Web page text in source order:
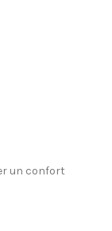
un confort